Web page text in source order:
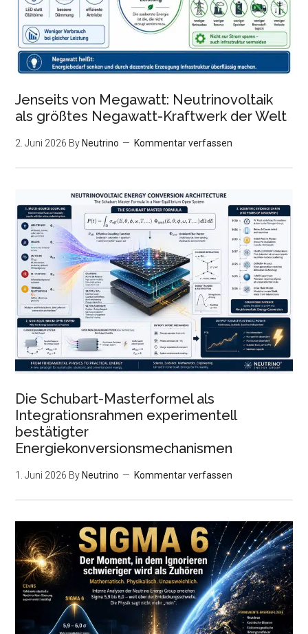
Jenseits von Megawatt: Neutrinovoltaik
als größtes Negawatt-Kraftwerk der Welt
2. Juni 2026 By Neutrino Kommentar verfassen
Die Schubart-Masterformel als
Integrationsrahmen experimentell
bestätigter
Energiekonversionsmechanismen
1. Juni 2026 By Neutrino Kommentar verfassen